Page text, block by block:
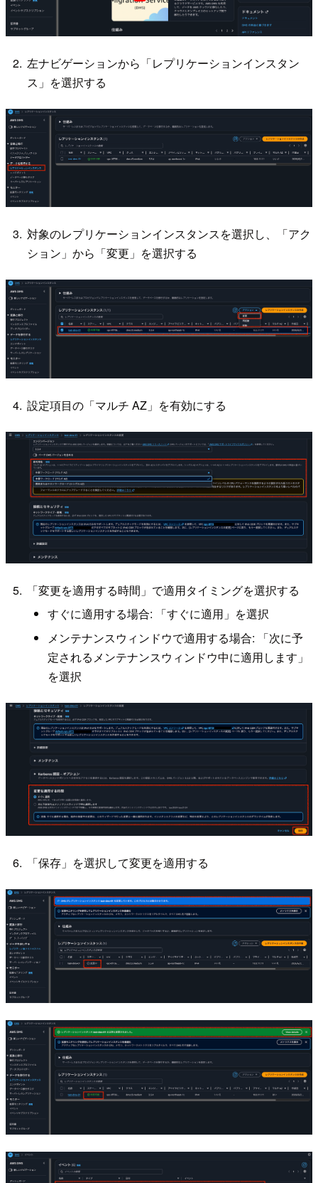
左ナビゲーションから「レプリケーションインスタン
ス」を選択する
対象のレプリケーションインスタンスを選択し、「アク
ション」から「変更」を選択する
設定項目の「マルチ AZ」を有効にする
「変更を適用する時間」で適用タイミングを選択する
すぐに適用する場合: 「すぐに適用」を選択
メンテナンスウィンドウで適用する場合: 「次に予
定されるメンテナンスウィンドウ中に適用します」
を選択
「保存」を選択して変更を適用する